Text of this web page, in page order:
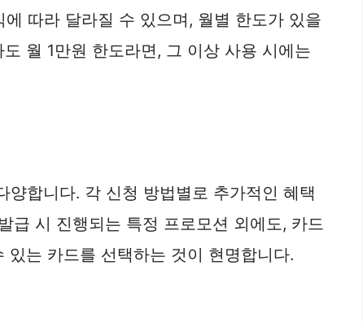
따라 달라질 수 있으며, 월별 한도가 있을
월 1만원 한도라면, 그 이상 사용 시에는
합니다. 각 신청 방법별로 추가적인 혜택
급 시 진행되는 특정 프로모션 외에도, 카드
는 카드를 선택하는 것이 현명합니다.